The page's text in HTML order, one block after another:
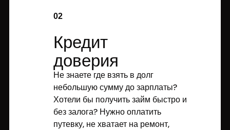
02
Кредит
доверия
Не знаете где взять в долг
небольшую сумму до зарплаты?
Хотели бы получить займ быстро и
без залога? Нужно оплатить
путевку, не хватает на ремонт,